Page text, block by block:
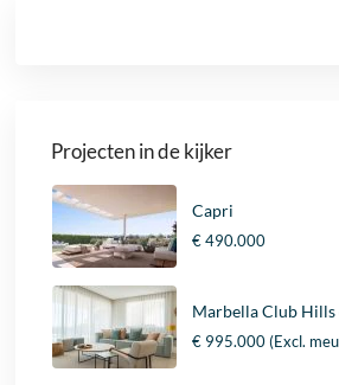
Projecten in de kijker
Capri
€ 490.000
Marbella Club Hills
€ 995.000(Excl.